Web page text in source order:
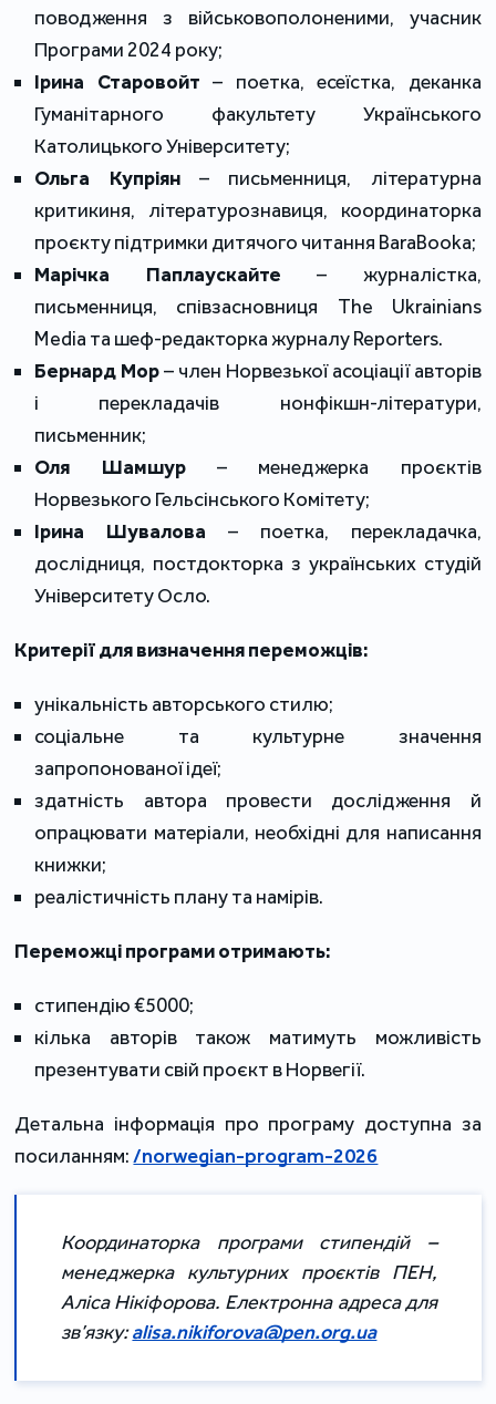
поводження з військовополоненими, учасник
Програми 2024 року;
Ірина Старовойт – поетка, есеїстка, деканка
Гуманітарного факультету Українського
Католицького Університету;
Ольга Купріян– письменниця, літературна
критикиня, літературознавиця, координаторка
проєкту підтримки дитячого читання BaraBooka;
Марічка Паплаускайте– журналістка,
письменниця, співзасновниця The Ukrainians
Media та шеф-редакторка журналу Reporters.
Бернард Мор– член Норвезької асоціації авторів
і перекладачів нонфікшн-літератури,
письменник;
Оля Шамшур– менеджерка проєктів
Норвезького Гельсінського Комітету;
Ірина Шувалова – поетка, перекладачка,
дослідниця, постдокторка з українських студій
Університету Осло.
Критерії для визначення переможців:
унікальність авторського стилю;
соціальне та культурне значення
запропонованої ідеї;
здатність автора провести дослідження й
опрацювати матеріали, необхідні для написання
книжки;
реалістичність плану та намірів.
Переможці програми отримають:
стипендію €5000;
кілька авторів також матимуть можливість
презентувати свій проєкт в Норвегії.
Детальна інформація про програму доступна за
посиланням:/norwegian-program-2026
Координаторка програми стипендій –
менеджерка культурних проєктів ПЕН,
Аліса Нікіфорова. Електронна адреса для
зв’язку:alisa.nikiforova@pen.org.ua